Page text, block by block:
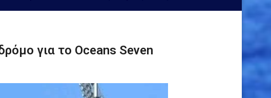
για το Oceans Seven